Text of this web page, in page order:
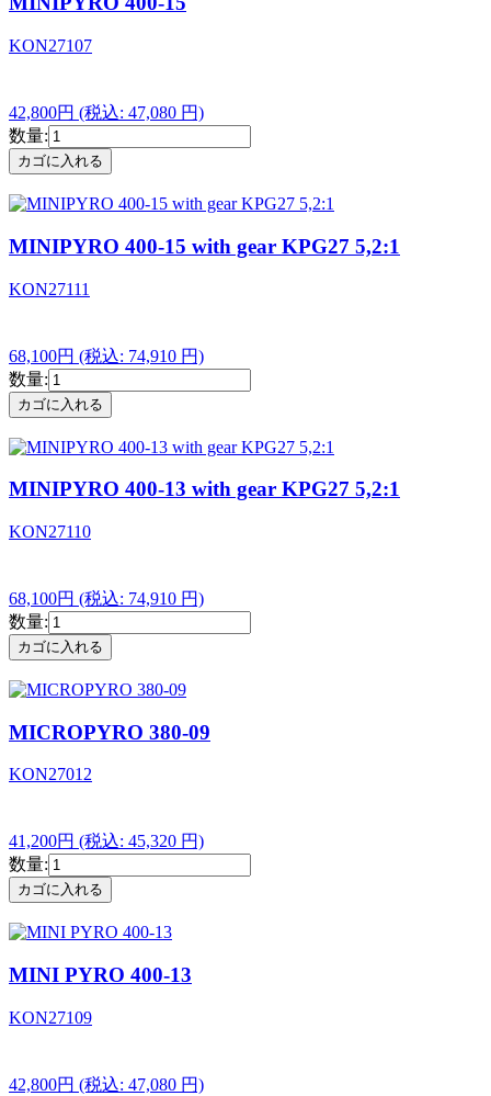
KON27107
42,800円 (税込: 47,080 円)
数量:
MINIPYRO 400-15 with gear KPG27 5,2:1
KON27111
68,100円 (税込: 74,910 円)
数量:
MINIPYRO 400-13 with gear KPG27 5,2:1
KON27110
68,100円 (税込: 74,910 円)
数量:
MICROPYRO 380-09
KON27012
41,200円 (税込: 45,320 円)
数量:
MINI PYRO 400-13
KON27109
42,800円 (税込: 47,080 円)